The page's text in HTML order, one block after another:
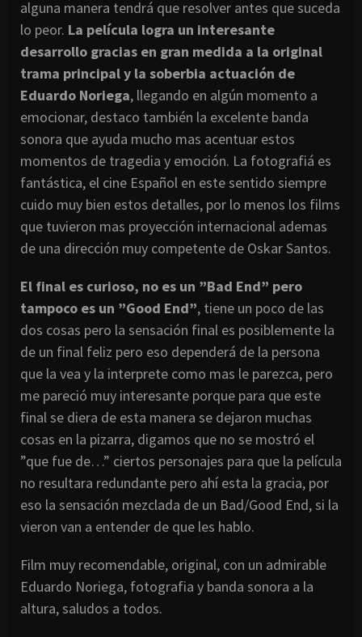
alguna manera tendrá que resolver antes que suceda
lo peor. La película logra un interesante
desarrollo gracias en gran medida a la original
trama principal y la soberbia actuación de
Eduardo Noriega, llegando en algún momento a
emocionar, destaco también la excelente banda
sonora que ayuda mucho mas acentuar estos
momentos de tragedia y emoción. La fotografiá es
fantástica, el cine Español en este sentido siempre
cuido muy bien estos detalles, por lo menos los films
que tuvieron mas proyección internacional ademas
de una dirección muy competente de Oskar Santos.
El final es curioso, no es un ”Bad End” pero
tampoco es un ”Good End”, tiene un poco de las
dos cosas pero la sensación final es posiblemente la
de un final feliz pero eso dependerá de la persona
que la vea y la interprete como mas le parezca, pero
me pareció muy interesante porque para que este
final se diera de esta manera se dejaron muchas
cosas en la pizarra, digamos que no se mostró el
”que fue de…” ciertos personajes para que la película
no resultara redundante pero ahí esta la gracia, por
eso la sensación mezclada de un Bad/Good End, si la
vieron van a entender de que les hablo.
Film muy recomendable, original, con un admirable
Eduardo Noriega, fotografia y banda sonora a la
altura, saludos a todos.